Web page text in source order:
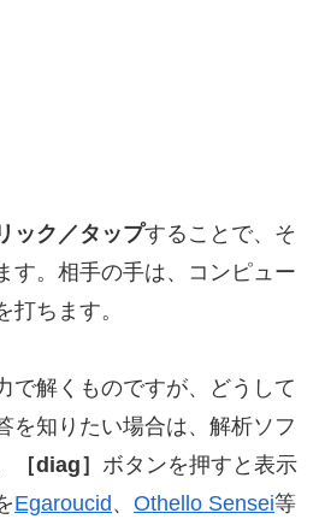
ック／タップすることで、そ
す。相手の手は、コンピュー
打ちます。
で解くものですが、どうして
を知りたい場合は、解析ソフ
［diag］ ボタンを押すと表示
Egaroucid、 Othello Sensei等